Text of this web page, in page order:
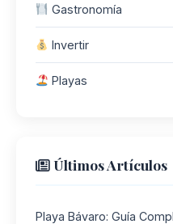
Gastronomía
Invertir
Playas
Últimos Artículos
Playa Bávaro: Guía